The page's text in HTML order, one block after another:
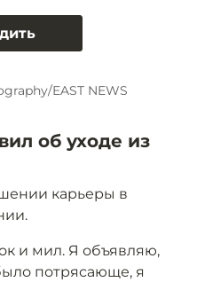
EAST NEWS
об уходе из
карьеры в
и мил. Я объявляю,
потрясающе, я